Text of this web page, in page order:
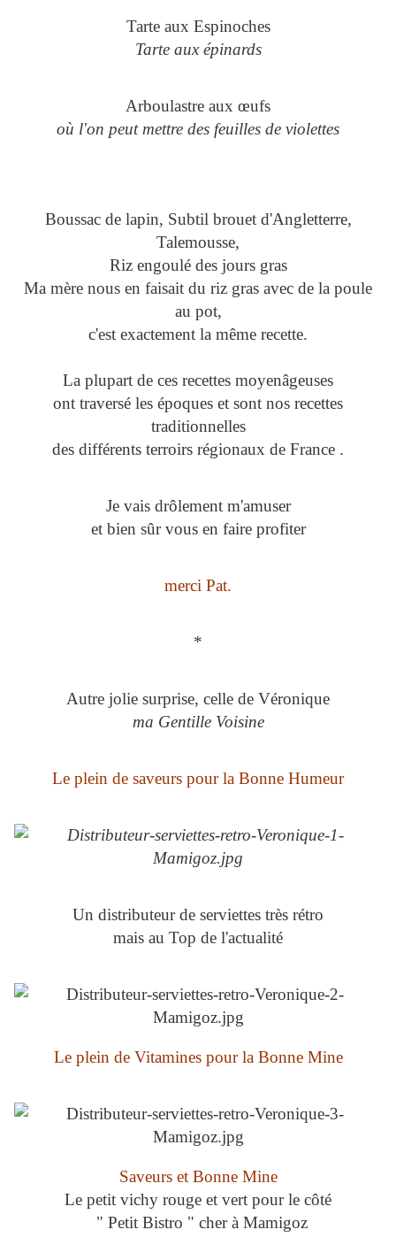
Tarte aux Espinoches
Tarte aux épinards
Arboulastre aux œufs
où l'on peut mettre des feuilles de violettes
Boussac de lapin, Subtil brouet d'Angletterre,
Talemousse,
Riz engoulé des jours gras
Ma mère nous en faisait du riz gras avec de la poule
au pot,
c'est exactement la même recette.
La plupart de ces recettes moyenâgeuses
ont traversé les époques et sont nos recettes
traditionnelles
des différents terroirs régionaux de France .
Je vais drôlement m'amuser
et bien sûr vous en faire profiter
merci Pat.
*
Autre jolie surprise, celle de Véronique
ma Gentille Voisine
Le plein de saveurs pour la Bonne Humeur
Un distributeur de serviettes très rétro
mais au Top de l'actualité
Le plein de Vitamines pour la Bonne Mine
Saveurs et Bonne Mine
Le petit vichy rouge et vert pour le côté
" Petit Bistro " cher à Mamigoz